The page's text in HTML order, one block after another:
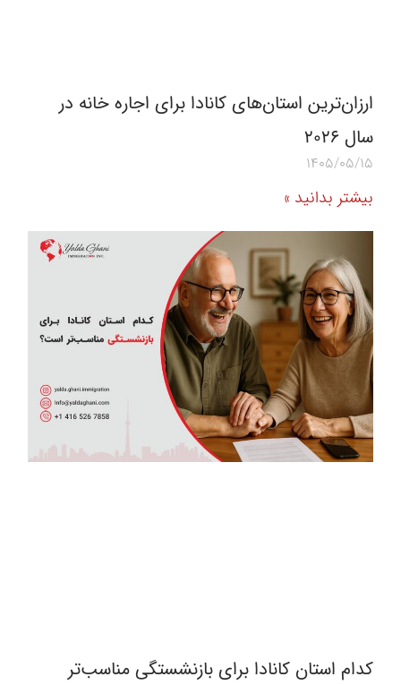
ارزان‌ترین استان‌های کانادا برای اجاره خانه در
سال 2026
1405/05/15
بیشتر بدانید »
کدام استان کانادا برای بازنشستگی مناسب‌تر